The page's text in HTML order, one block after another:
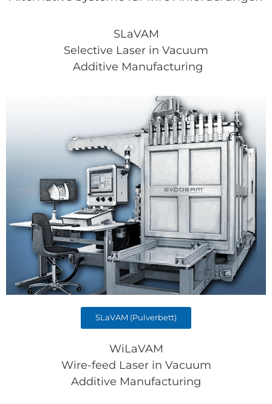
SLaVAM
Selective Laser in Vacuum
Additive Manufacturing
SLaVAM (Pulverbett)
WiLaVAM
Wire-feed Laser in Vacuum
Additive Manufacturing